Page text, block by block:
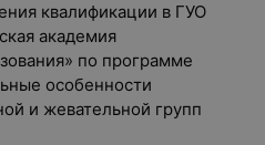
квалификации в ГУО
академия
по программе
особенности
и жевательной групп